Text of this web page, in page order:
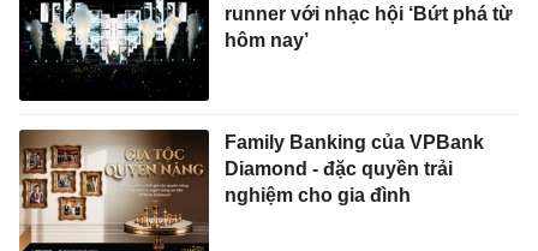
runner với nhạc hội ‘Bứt phá từ
hôm nay’
Family Banking của VPBank
Diamond - đặc quyền trải
nghiệm cho gia đình